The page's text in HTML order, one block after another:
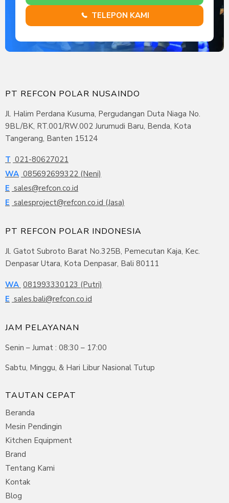
TELEPON KAMI
PT REFCON POLAR NUSAINDO
Jl. Halim Perdana Kusuma, Pergudangan Duta Niaga No.
9BL/BK, RT.001/RW.002 Jurumudi Baru, Benda, Kota
Tangerang, Banten 15124
T 021-80627021
WA 085692699322 (Neni)
E sales@refcon.co.id
E salesproject@refcon.co.id (Jasa)
PT REFCON POLAR INDONESIA
Jl. Gatot Subroto Barat No.325B, Pemecutan Kaja, Kec.
Denpasar Utara, Kota Denpasar, Bali 80111
WA 081993330123 (Putri)
E sales.bali@refcon.co.id
JAM PELAYANAN
Senin – Jumat : 08:30 – 17:00
Sabtu, Minggu, & Hari Libur Nasional Tutup
TAUTAN CEPAT
Beranda
Mesin Pendingin
Kitchen Equipment
Brand
Tentang Kami
Kontak
Blog